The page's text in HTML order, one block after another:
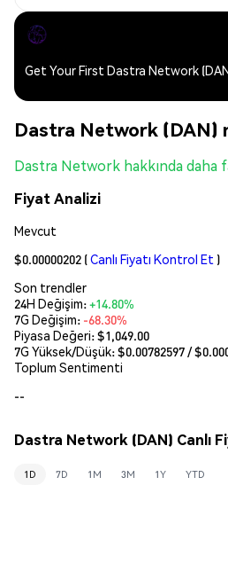
Get Your First Dastra Network
Dastra Network (DAN)
Dastra Network hakkında daha
Fiyat Analizi
Mevcut
$0.00000202 (Canlı Fiyatı Kontrol Et )
Son trendler
24H Değişim:+14.80%
7G Değişim: -68.30%
Piyasa Değeri:$1,049.00
7G Yüksek/Düşük: $0.00782597/ $
Toplum Sentimenti
--
Dastra Network (DAN) Canlı
1D 7D 1M 3M 1Y YTD